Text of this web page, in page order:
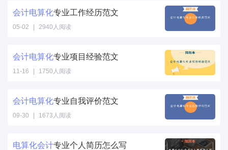
会计电算化专业工作经历范文
05-02 2940人阅读
会计电算化专业项目经验范文
11-16 1750人阅读
会计电算化专业自我评价范文
09-30 1673人阅读
电算化会计专业个人简历怎么写